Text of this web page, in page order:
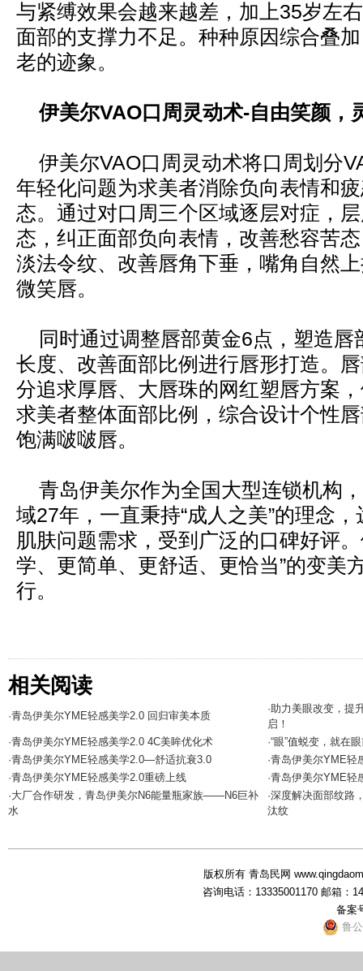
与紧缚效果会越来越差，加上35岁左
面部的支撑力不足。种种原因综合叠
老的迹象。
伊美尔VAO口周灵动术-自由笑颜，
伊美尔VAO口周灵动术将口周划分
年轻化问题为求美者消除负向表情和
态。通过对口周三个区域逐层对症，
态，纠正面部负向表情，改善愁容苦
淡法令纹、改善唇角下垂，嘴角自然
微笑唇。
同时通过调整唇部黄金6点，塑造唇
长度、改善面部比例进行唇形打造。
分追求厚唇、大唇珠的网红塑唇方案
求美者整体面部比例，综合设计个性
饱满啵啵唇。
青岛伊美尔作为全国大型连锁机构
域27年，一直秉持“成人之美”的理念
肌肤问题需求，受到广泛的口碑好评
学、更简单、更舒适、更恰当”的变美
行。
相关阅读
·青岛伊美尔YME轻感美学2.0 回归审美本质
·助力美眼改变，提
启！
·青岛伊美尔YME轻感美学2.0 4C美眸优化术
·“眼”值蜕变，就在
·青岛伊美尔YME轻感美学2.0—舒适抗衰3.0
·青岛伊美尔YME
·青岛伊美尔YME轻感美学2.0重磅上线
·青岛伊美尔YME轻
·大厂合作研发，青岛伊美尔N6能量瓶家族——N6巨补
水
·深度解决面部纹
汰纹
版权所有 青岛民网
咨询电话：13335001170 邮箱：
备案
鲁